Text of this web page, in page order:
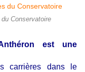
Conservatoire
est une
carrières dans le